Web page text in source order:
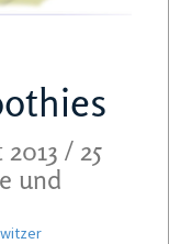
/ 25
und